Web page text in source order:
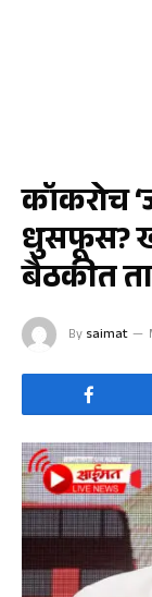
कॉकरोच
धुसफूस?
बैठकीत
By saimat